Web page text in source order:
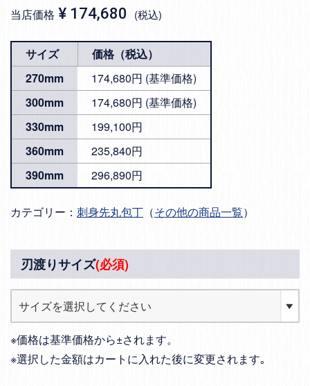
当店価格 ¥ 174,680 税込
サイズ
価格（税込）
270mm
174,680円 (基準価格)
300mm
174,680円 (基準価格)
330mm
199,100円
360mm
235,840円
390mm
296,890円
カテゴリー： 刺身先丸包丁 （その他の商品一覧）
刃渡りサイズ(必須)
※価格は基準価格から±されます。
※選択した金額はカートに入れた後に変更されます｡